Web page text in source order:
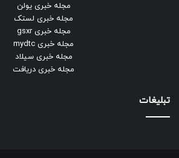
مجله خبری یولن
مجله خبری لستک
مجله خبری gsxr
مجله خبری mydtc
مجله خبری سیلاد
مجله خبری دریافت
تبلیغات